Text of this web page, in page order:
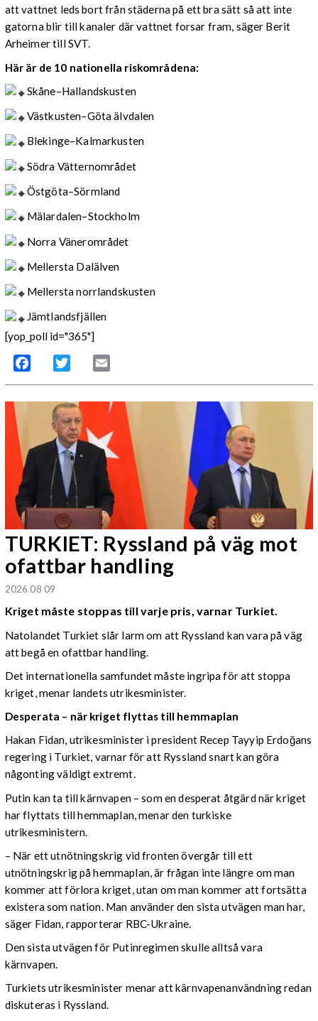
att vattnet leds bort från städerna på ett bra sätt så att inte
gatorna blir till kanaler där vattnet forsar fram, säger Berit
Arheimer till SVT.
Här är de 10 nationella riskområdena:
Skåne–Hallandskusten
Västkusten–Göta älvdalen
Blekinge–Kalmarkusten
Södra Vätternområdet
Östgöta–Sörmland
Mälardalen–Stockholm
Norra Vänerområdet
Mellersta Dalälven
Mellersta norrlandskusten
Jämtlandsfjällen
[yop_poll id="365"]
Facebook Twitter
TURKIET: Ryssland på väg mot
ofattbar handling
2026 08 09
Kriget måste stoppas till varje pris, varnar Turkiet.
Natolandet Turkiet slår larm om att Ryssland kan vara på väg
att begå en ofattbar handling.
Det internationella samfundet måste ingripa för att stoppa
kriget, menar landets utrikesminister.
Desperata – när kriget flyttas till hemmaplan
Hakan Fidan, utrikesminister i president Recep Tayyip Erdoğans
regering i Turkiet, varnar för att Ryssland snart kan göra
någonting väldigt extremt.
Putin kan ta till kärnvapen – som en desperat åtgärd när kriget
har flyttats till hemmaplan, menar den turkiske
utrikesministern.
– När ett utnötningskrig vid fronten övergår till ett
utnötningskrig på hemmaplan, är frågan inte längre om man
kommer att förlora kriget, utan om man kommer att fortsätta
existera som nation. Man använder den sista utvägen man har,
säger Fidan, rapporterar RBC-Ukraine.
Den sista utvägen för Putinregimen skulle alltså vara
kärnvapen.
Turkiets utrikesminister menar att kärnvapenanvändning redan
diskuteras i Ryssland.